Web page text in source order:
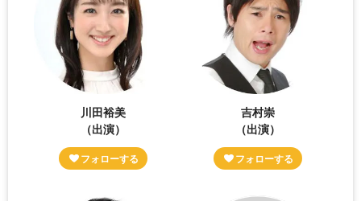
川田裕美
（出演）
吉村崇
（出演）